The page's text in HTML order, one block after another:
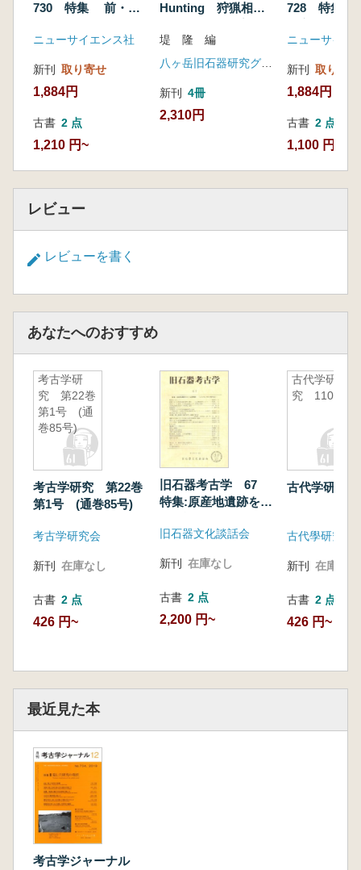
730 特集 前・中
年
ニューサイエンス社
新刊 取り寄せ
1,884円
古書 2 点
1,210 円~
Hunting 狩猟相解
チ
堤 隆 編
八ヶ岳旧石器研究グループ
新刊 4冊
2,310円
728 特集
ニューサイエ
新刊 取り寄せ
1,884円
古書 2 点
1,100 円~
レビュー
レビューを書く
あなたへのおすすめ
考古学研
究 第22巻
第1号 (通
巻85号)
考古学研究 第22巻
第1号 (通巻85号)
考古学研究会
新刊 在庫なし
古書 2 点
426 円~
旧石器考古学 67
特集:原産地遺跡をめ
がみ』刊行30周年記
旧石器文化談話会
新刊 在庫なし
古書 2 点
2,200 円~
古代学研
究 110
古代学研究
古代學研究會
新刊 在庫なし
古書 2 点
426 円~
最近見た本
考古学ジャーナル